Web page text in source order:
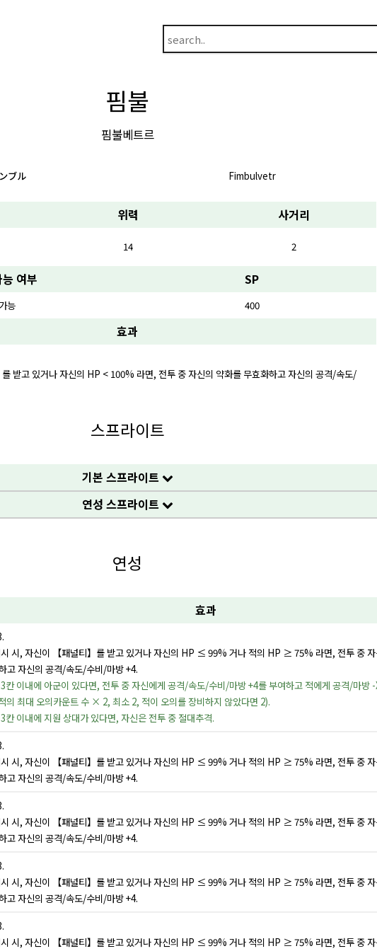
핌불
핌불베트르
ブル Fimbulvetr
위력 사거리
14 2
여부 SP
능 400
효과
받고 있거나 자신의 HP < 100% 라면, 전투 중 자신의 약화를 무효화하고 자신의 공격/속도/
스프라이트
기본 스프라이트
연성 스프라이트
연성
효과
시, 자신이 【패널티】를 받고 있거나 자신의 HP ≤ 99% 거나 적의 HP ≥ 75% 라면, 전투 중
고 자신의 공격/속도/수비/마방 +4.
칸 이내에 아군이 있다면, 전투 중 자신에게 공격/속도/수비/마방 +4를 부여하고 적에게 공격/마방
의 최대 오의카운트 수 × 2, 최소 2, 적이 오의를 장비하지 않았다면 2).
칸 이내에 지원 상대가 있다면, 자신은 전투 중 절대추격.
시, 자신이 【패널티】를 받고 있거나 자신의 HP ≤ 99% 거나 적의 HP ≥ 75% 라면, 전투 중
고 자신의 공격/속도/수비/마방 +4.
시, 자신이 【패널티】를 받고 있거나 자신의 HP ≤ 99% 거나 적의 HP ≥ 75% 라면, 전투 중
고 자신의 공격/속도/수비/마방 +4.
시, 자신이 【패널티】를 받고 있거나 자신의 HP ≤ 99% 거나 적의 HP ≥ 75% 라면, 전투 중
고 자신의 공격/속도/수비/마방 +4.
시, 자신이 【패널티】를 받고 있거나 자신의 HP ≤ 99% 거나 적의 HP ≥ 75% 라면, 전투 중